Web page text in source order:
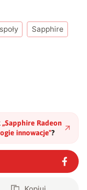
Sapphire
„Sapphire Radeon
innowacje"?